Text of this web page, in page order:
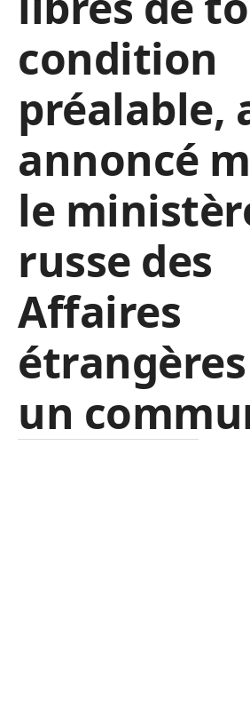
condition
préalable,
annoncé
le
russe des
Affaires
un